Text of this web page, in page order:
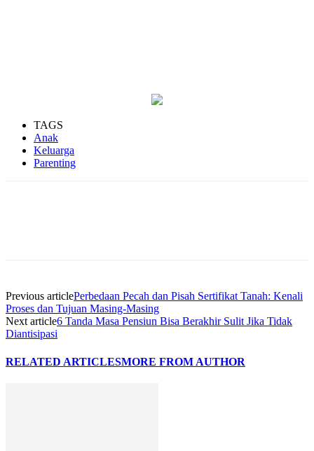
TAGS
Anak
Keluarga
Parenting
Previous articlePerbedaan Pecah dan Pisah Sertifikat Tanah: Kenali
Proses dan Tujuan Masing-Masing
Next article6 Tanda Masa Pensiun Bisa Berakhir Sulit Jika Tidak
Diantisipasi
RELATED ARTICLESMORE FROM AUTHOR